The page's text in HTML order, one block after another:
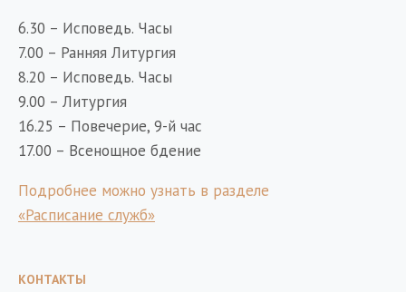
6.30 – Исповедь. Часы
7.00 – Ранняя Литургия
8.20 – Исповедь. Часы
9.00 – Литургия
16.25 – Повечерие, 9-й час
17.00 – Всенощное бдение
Подробнее можно узнать в разделе
«Расписание служб»
КОНТАКТЫ